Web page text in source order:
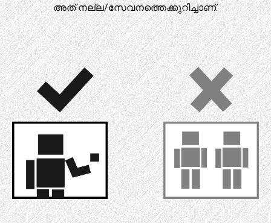
അത് നല്ല/സേവനത്തെക്കുറിച്ചാണ്.